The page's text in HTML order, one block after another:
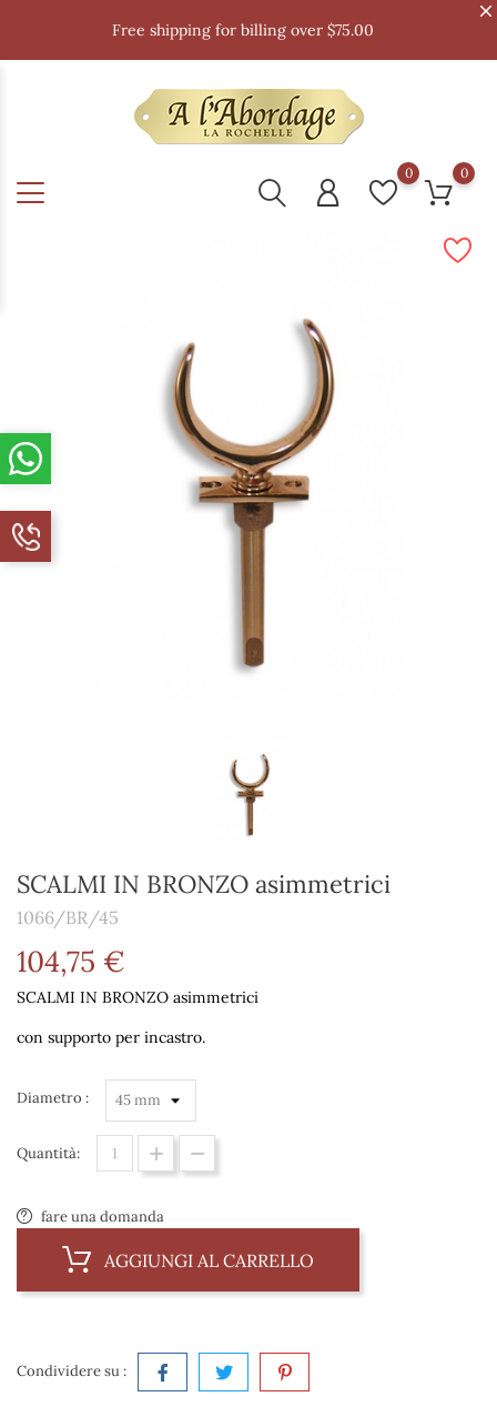
Free shipping for billing over $75.00
0 0
SCALMI IN BRONZO asimmetrici
1066/BR/45
104,75 €
SCALMI IN BRONZO asimmetrici
con supporto per incastro.
Diametro :
Quantità:
fare una domanda
AGGIUNGI AL CARRELLO
Condividere su :